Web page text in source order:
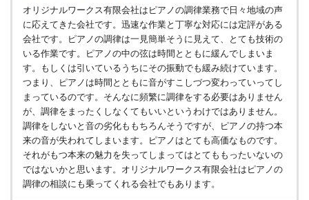
オリジナルワークス有限会社はピアノの調律業務で日々地域の声
に応えてきた会社です。迅速な作業と丁寧な対応には定評がある
会社です。ピアノの調律は一見簡単そうに見えて、とても技術の
いる作業です。ピアノの中の弦は時間とともに緩んでしまいま
す。もしくは引いているうちにその振動でも緩み続けています。
つまり、ピアノは時間とともに音がすこしづつ変わっていってし
まっているのです。そんなに頻繁に調律をする必要はありません
が、調律をまったくしなくてもいいというわけではありません。
調律をしないと音の劣化ももちろんそうですが、ピアノの持つ本
来の音が失われてしまいます。ピアノはとても高価なものです。
それがもつ本来の魅力を失ってしまってはとてももったいないの
ではないかと思います。オリジナルワークス有限会社はピアノの
調律の相談にも乗ってくれる会社でもあります。